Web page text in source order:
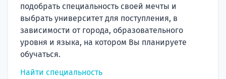
подобрать специальность своей мечты и
выбрать университет для поступления, в
зависимости от города, образовательного
уровня и языка, на котором Вы планируете
обучаться.
Найти специальность